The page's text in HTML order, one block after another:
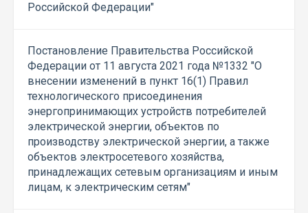
Российской Федерации"
Постановление Правительства Российской
Федерации от 11 августа 2021 года №1332 "О
внесении изменений в пункт 16(1) Правил
технологического присоединения
энергопринимающих устройств потребителей
электрической энергии, объектов по
производству электрической энергии, а также
объектов электросетевого хозяйства,
принадлежащих сетевым организациям и иным
лицам, к электрическим сетям"